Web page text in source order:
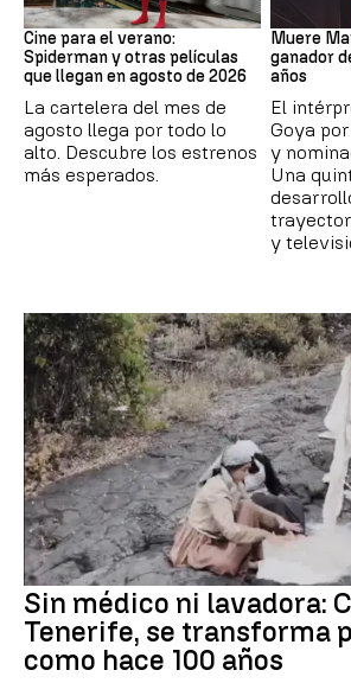
Cine
Cine para el verano:
Spiderman y otras películas
que llegan en agosto de 2026
La cartelera del mes de
agosto llega por todo lo
alto. Descubre los estrenos
más esperados.
Actor
Muere
ganador
años
El
Goya
y
Una
y
Sin médico ni lavadora:
Tenerife, se transforma
como hace 100 años